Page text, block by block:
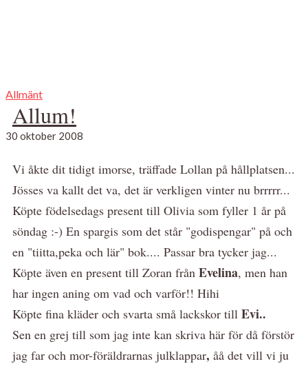
Allmänt
Allum!
30 oktober 2008
Vi åkte dit tidigt imorse, träffade Lollan på hållplatsen...
Jösses va kallt det va, det är verkligen vinter nu brrrrr...
Köpte födelsedags present till Olivia som fyller 1 år på
söndag :-) En spargis som det står "godispengar" på och
en "tiitta,peka och lär" bok.... Passar bra tycker jag...
Köpte även en present till Zoran från Evelina, men han
har ingen aning om vad och varför!! Hihi
Köpte fina kläder och svarta små lackskor till Evi..
Sen en grej till som jag inte kan skriva här för då förstör
jag far och mor-föräldrarnas julklappar, åå det vill vi ju